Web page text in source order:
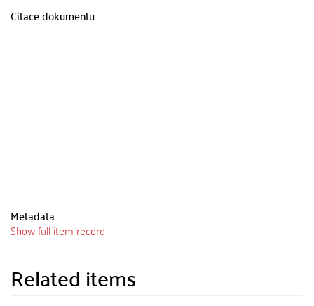
Citace dokumentu
Metadata
Show full item record
Related items